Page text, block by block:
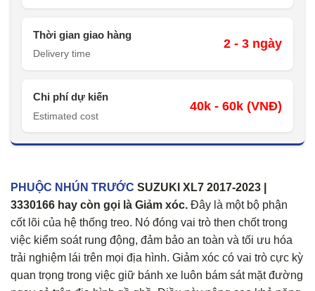
Thời gian giao hàng
Delivery time
2 - 3 ngày
Chi phí dự kiến
Estimated cost
40k - 60k (VNĐ)
PHUỘC NHÚN TRƯỚC SUZUKI XL7 2017-2023 |
3330166 hay còn gọi là Giảm xóc. Đây là một bộ phận
cốt lõi của hệ thống treo. Nó đóng vai trò then chốt trong
việc kiểm soát rung động, đảm bảo an toàn và tối ưu hóa
trải nghiệm lái trên mọi địa hình. Giảm xóc có vai trò cực kỳ
quan trọng trong việc giữ bánh xe luôn bám sát mặt đường